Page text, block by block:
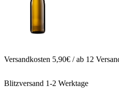
Versandkosten 5,90€ / ab 12
Blitzversand 1-2 Werktage